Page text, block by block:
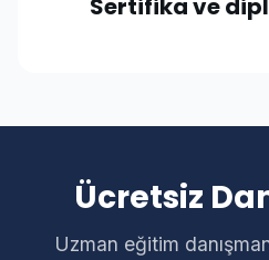
Sertifika ve
Ücretsiz
Uzman eğitim